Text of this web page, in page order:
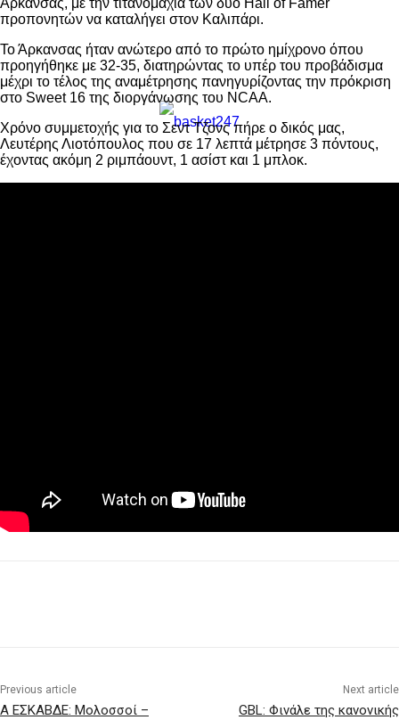
Άρκανσας, με την τιτανομαχία των δύο Hall of Famer
προπονητών να καταλήγει στον Καλιπάρι.
Το Άρκανσας ήταν ανώτερο από το πρώτο ημίχρονο όπου
προηγήθηκε με 32-35, διατηρώντας το υπέρ του προβάδισμα
μέχρι το τέλος της αναμέτρησης πανηγυρίζοντας την πρόκριση
στο Sweet 16 της διοργάνωσης του NCAA.
Χρόνο συμμετοχής για το Σεντ Τζονς πήρε ο δικός μας,
Λευτέρης Λιοτόπουλος που σε 17 λεπτά μέτρησε 3 πόντους,
έχοντας ακόμη 2 ριμπάουντ, 1 ασίστ και 1 μπλοκ.
Previous article
A ΕΣΚΑΒΔΕ: Μολοσσοί –
Next article
GBL: Φινάλε της κανονικής